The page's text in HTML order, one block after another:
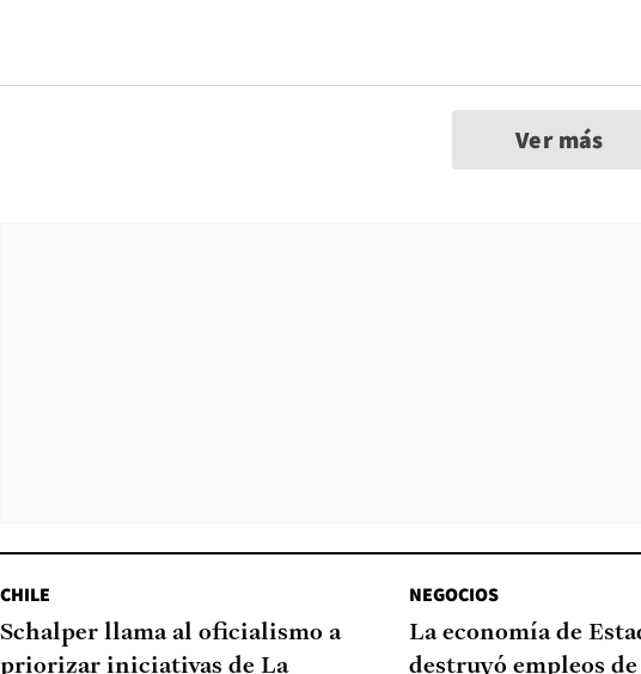
Ver más
CHILE
Schalper llama al oficialismo a
priorizar iniciativas de La
NEGOCIOS
La economía de
destruyó empleos